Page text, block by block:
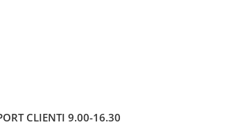
CLIENTI 9.00-16.30